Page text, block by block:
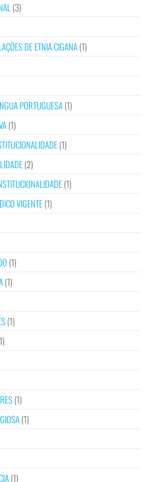
(3)
DE ETNIA CIGANA(1)
PORTUGUESA(1)
(1)
(1)
(2)
(1)
VIGENTE(1)
(1)
(1)
(1)
(1)
(1)
(1)